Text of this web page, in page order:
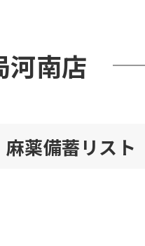
河南店
薬備蓄リスト